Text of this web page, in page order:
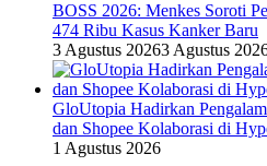
BOSS 2026: Menkes Soroti
474 Ribu Kasus Kanker Baru
3 Agustus 20263 Agustus
GloUtopia Hadirkan
dan Shopee Kolaborasi di
1 Agustus 2026